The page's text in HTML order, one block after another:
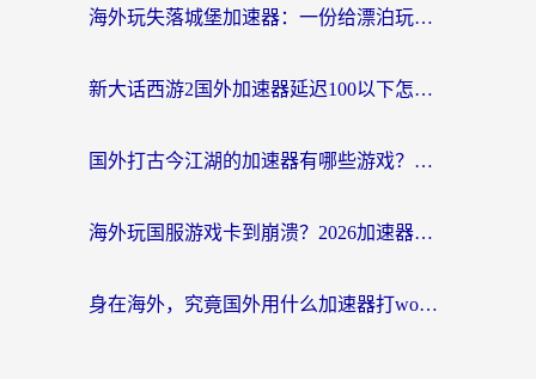
海外玩失落城堡加速器：一份给漂泊玩家的网络自救指南
新大话西游2国外加速器延迟100以下怎么办？海外党实测有效的低延迟指南
国外打古今江湖的加速器有哪些游戏？一个海外玩家的终极选择指南
海外玩国服游戏卡到崩溃？2026加速器免费推荐+实用指南（亲测有效）
身在海外，究竟国外用什么加速器打wow好？